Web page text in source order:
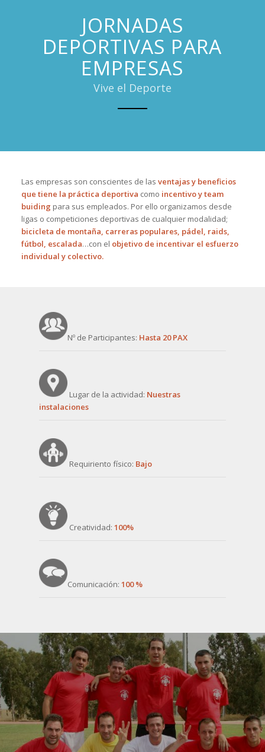
JORNADAS
DEPORTIVAS PARA
EMPRESAS
Vive el Deporte
Las empresas son conscientes de las ventajas y beneficios
que tiene la práctica deportiva como incentivo y team
buiding para sus empleados. Por ello organizamos desde
ligas o competiciones deportivas de cualquier modalidad;
bicicleta de montaña, carreras populares, pádel, raids,
fútbol, escalada…con el objetivo de incentivar el esfuerzo
individual y colectivo.
Nº de Participantes: Hasta 20 PAX
Lugar de la actividad: Nuestras
instalaciones
Requiriento físico: Bajo
Creatividad: 100%
Comunicación: 100 %